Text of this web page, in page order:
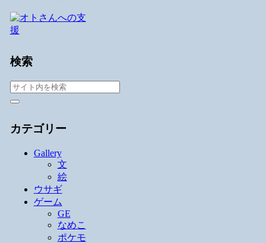
検索
カテゴリー
Gallery
文
絵
ウサギ
ゲーム
GE
なめこ
ポケモ